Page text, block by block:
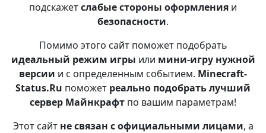
подскажетслабые стороны оформления и
безопасности.
Помимо этого сайт поможет подобрать
идеальный режим игры или мини-игру нужной
версии и с определенным событием. Minecraft-
Status.Ru поможет реально подобрать лучший
сервер Майнкрафт по вашим параметрам!
Этот сайт не связан с официальными лицами, а